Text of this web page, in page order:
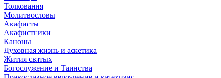
Толкования
Молитвословы
Акафисты
Акафистники
Каноны
Духовная жизнь и аскетика
Жития святых
Богослужение и Таинства